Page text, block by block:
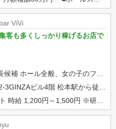
ViVi
客も多くしっかり稼げるお店で
3GINZAビル4階 松本駅から徒歩3分